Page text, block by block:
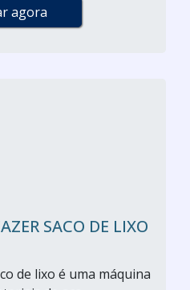
agora
SACO DE LIXO
de lixo é uma máquina